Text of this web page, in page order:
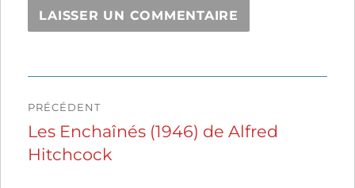
de
l’article
PRÉCÉDENT
Publication
précédente :
Les Enchaînés (1946) de Alfred
Hitchcock